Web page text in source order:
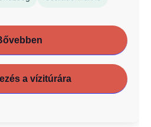
a vízitúrára